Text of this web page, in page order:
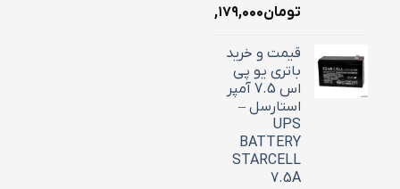
تومان۳,۱۷۹,۰۰۰
قیمت و خرید
باتری یو پی
اس 7.5 آمپر
استارسل –
UPS
BATTERY
STARCELL
7.5A